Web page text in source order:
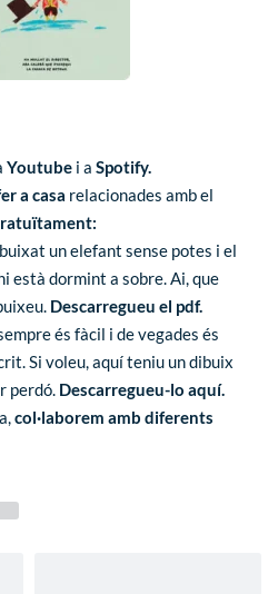
Youtube i aSpotify.
a casa relacionades amb el
un elefant sense potes i el
està dormint a sobre. Ai, que
Descarregueu el pdf.
és fàcil i de vegades és
Si voleu, aquí teniu un dibuix
perdó. Descarregueu-lo aquí.
col·laborem amb diferents